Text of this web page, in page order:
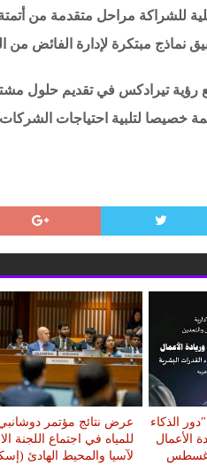
للشراكة مراحل متقدمة من
نماذج مبتكرة لإدارة الفائض من
رؤية تيرادكس في تقديم حلول
خصيصا لتلبية احتياجات
الذكاء
الأعمال
أغسطس
عرض نتائج مؤتمر دوشانبي
للمياه في اجتماع اللجنة
لآسيا والمحيط الهادئ